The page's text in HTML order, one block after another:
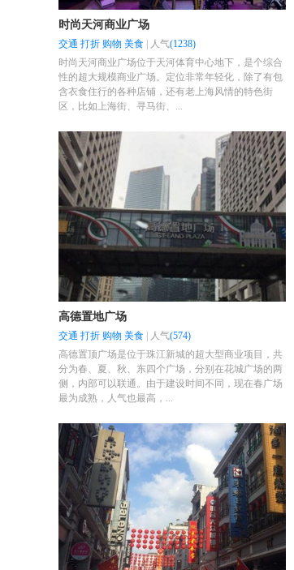
时尚天河商业广场
交通 打折 购物 美食 人气(1238)
时尚天河商业广场位于天河体育中心地下，是个综合
性的超大规模商业广场。定位非常年轻化，除了有包
含衣食住行的各种店铺，还有老上海风情的特色街
区，比如上海街、寻马街、...
高德置地广场
交通 打折 购物 美食 人气(574)
高德置顶广场是位于珠江新城的超大型商业项目，共
分为春、夏、秋、东四个广场，分别在花城广场的两
侧，内部可以联通。由于建设时间不同，现在春广场
最为成熟，人气也最高，...